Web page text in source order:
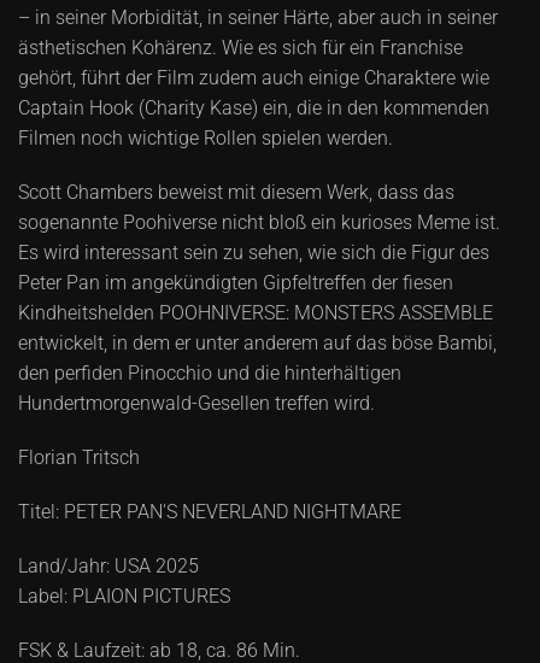
– in seiner Morbidität, in seiner Härte, aber auch in seiner
ästhetischen Kohärenz. Wie es sich für ein Franchise
gehört, führt der Film zudem auch einige Charaktere wie
Captain Hook (Charity Kase) ein, die in den kommenden
Filmen noch wichtige Rollen spielen werden.
Scott Chambers beweist mit diesem Werk, dass das
sogenannte Poohiverse nicht bloß ein kurioses Meme ist.
Es wird interessant sein zu sehen, wie sich die Figur des
Peter Pan im angekündigten Gipfeltreffen der fiesen
Kindheitshelden POOHNIVERSE: MONSTERS ASSEMBLE
entwickelt, in dem er unter anderem auf das böse Bambi,
den perfiden Pinocchio und die hinterhältigen
Hundertmorgenwald-Gesellen treffen wird.
Florian Tritsch
Titel: PETER PAN'S NEVERLAND NIGHTMARE
Land/Jahr: USA 2025
Label: PLAION PICTURES
FSK & Laufzeit: ab 18, ca. 86 Min.